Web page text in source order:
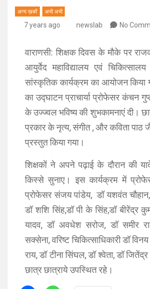
अन्य ख़बरें अभी अभी
7 years ago newslab No
वाराणसी: शिक्षक दिवस के मौके पर
आयुर्वेद महाविद्यालय एवं चिकित्सालय
सांस्कृतिक कार्यक्रम का आयोजन किया
का उद्घाटन प्राचार्या प्रोफेसर कंचन
के उज्ज्वल भविष्य की शुभकामनाएं दी।
प्रकार के नृत्य, संगीत , और कविता पाठ
प्रस्तुत किया गया।
शिक्षकों ने अपने पढ़ाई के दौरान की
किस्से सुनाए। इस कार्यक्रम में
प्रोफेसर संजय पांडेय, डॉ यशवंत चौहान,
डॉ शशि सिंह,डॉ पी के सिंह,डॉ बीरेंद्र
यादव, डॉ अवधेश सरोज, डॉ समीर
सक्सेना, वरिष्ट चिकित्साधिकारी डॉ
राय, डॉ टीना सिंघल, डॉ श्वेता, डॉ
छात्र छात्राये उपस्थित रहे।